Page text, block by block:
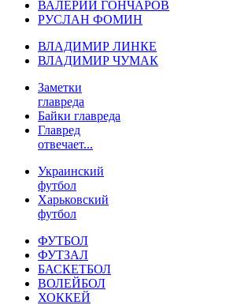
ВАЛЕРИЙ ГОНЧАРОВ
РУСЛАН ФОМИН
ВЛАДИМИР ЛИНКЕ
ВЛАДИМИР ЧУМАК
Заметки
главреда
Байки главреда
Главред
отвечает...
Украинский
футбол
Харьковский
футбол
ФУТБОЛ
ФУТЗАЛ
БАСКЕТБОЛ
ВОЛЕЙБОЛ
ХОККЕЙ